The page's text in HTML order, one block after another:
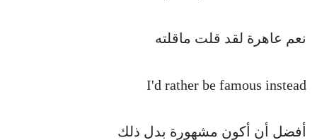
نعم عاهرة لقد قلت ماقلته
I'd rather be famous instead
أفضل أن أكون مشهورة بدل ذلك